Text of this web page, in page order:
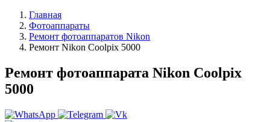
Главная
Фотоаппараты
Ремонт фотоаппаратов Nikon
Ремонт Nikon Coolpix 5000
Ремонт фотоаппарата Nikon Coolpix
5000